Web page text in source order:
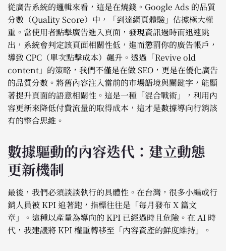
從廣告系統的邏輯來看，這是在燒錢。Google Ads 的品質
分數（Quality Score）中，「到達網頁體驗」佔據極大權
重。當使用者點擊廣告進入頁面，發現資訊過時而迅速跳
出，系統會判定該頁面相關性低，進而懲罰你的廣告帳戶，
導致 CPC（單次點擊成本）飆升。透過「Revive old
content」的策略，我們不僅是在做 SEO，更是在優化廣告
的品質分數。將舊內容注入當前的市場語境與關鍵字，能顯
著提升頁面的語意相關性。這是一種「混合戰術」，利用內
容更新來降低付費流量的取得成本，這才是數據導向行銷該
有的整合思維。
數據驅動的內容迭代：建立動態
更新機制
最後，我們必須談談執行的具體性。在台灣，很多小編或行
銷人員被 KPI 追著跑，指標往往是「每月發布 X 篇文
章」。這種以產量為導向的 KPI 已經過時且危險。在 AI 時
代，我建議將 KPI 權重轉移至「內容資產的鮮度維持」。